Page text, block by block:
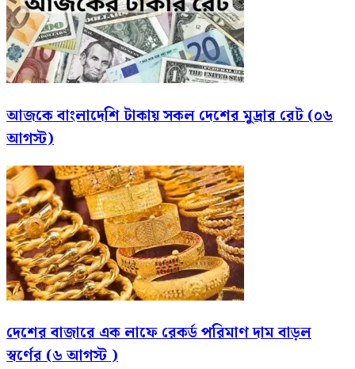
আজকে বাংলাদেশি টাকায় সকল দেশের মুদ্রার রেট (০৬
আগস্ট)
দেশের বাজারে এক লাফে রেকর্ড পরিমাণ দাম বাড়ল
স্বর্ণের (৬ আগস্ট )